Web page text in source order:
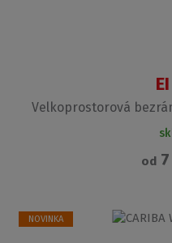
Velkoprostorová
od
NOVINKA